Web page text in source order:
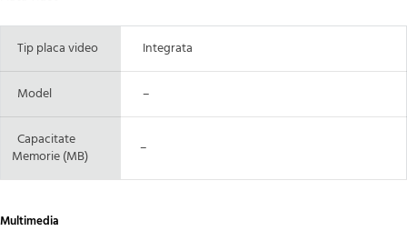
Tip placa video Integrata
Model –
Capacitate
Memorie (MB)
–
Multimedia